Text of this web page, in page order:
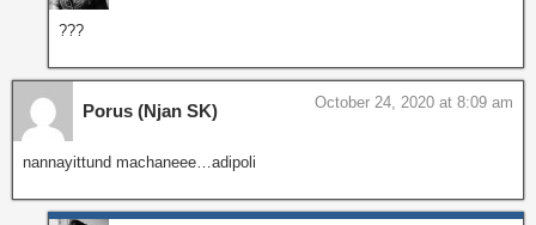
???
Porus (Njan SK) October 24, 2020 at 8:09 am
nannayittund machaneee…adipoli